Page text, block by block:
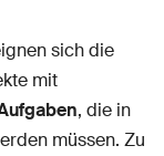
sich die
mit
, die in
müssen. Zu